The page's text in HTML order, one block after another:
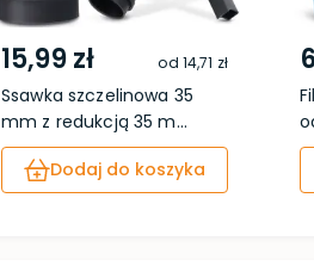
15,99 zł od 14,71 zł
Ssawka szczelinowa 35
mm z redukcją 35 m...
Dodaj do koszyka